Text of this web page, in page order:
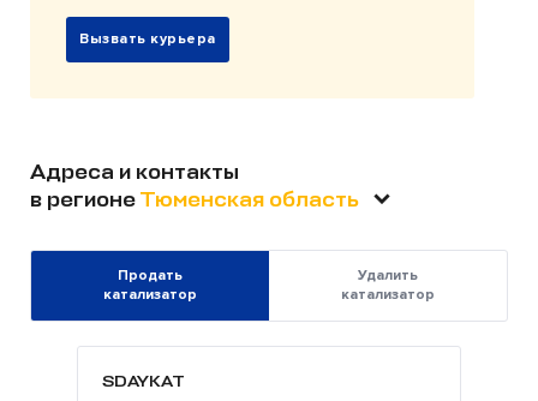
Вызвать курьера
Адреса и контакты
в регионеТюменская область
Продать
катализатор
Удалить
катализатор
SDAYKAT